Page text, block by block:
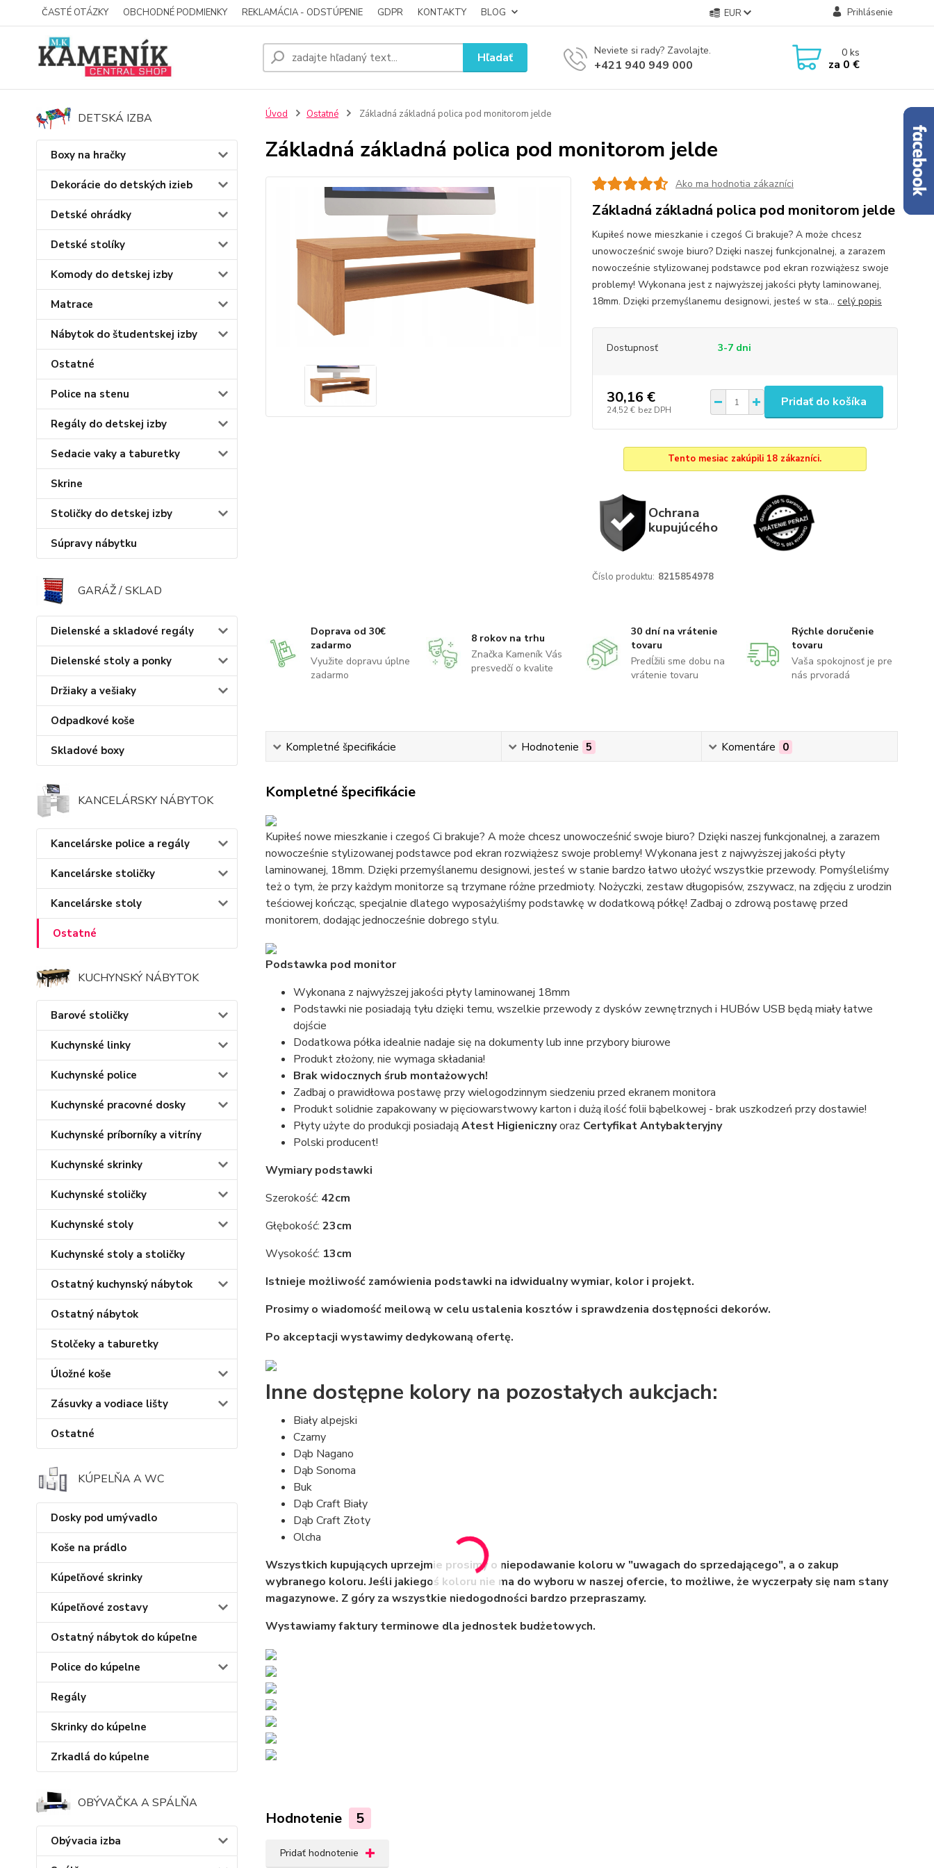
ČASTÉ OTÁZKY OBCHODNÉ PODMIENKY REKLAMÁCIA - ODSTÚPENIE GDPR KONTAKTY BLOG EUR Prihlásenie
Hľadať Neviete si rady? Zavolajte.
+421 940 949 000
0ks
za 0 €
DETSKÁ IZBA
Boxy na hračky
Dekorácie do detských izieb
Detské ohrádky
Detské stolíky
Komody do detskej izby
Matrace
Nábytok do študentskej izby
Ostatné
Police na stenu
Regály do detskej izby
Sedacie vaky a taburetky
Skrine
Stoličky do detskej izby
Súpravy nábytku
GARÁŽ / SKLAD
Dielenské a skladové regály
Dielenské stoly a ponky
Držiaky a vešiaky
Odpadkové koše
Skladové boxy
KANCELÁRSKY NÁBYTOK
Kancelárske police a regály
Kancelárske stoličky
Kancelárske stoly
Ostatné
KUCHYNSKÝ NÁBYTOK
Barové stoličky
Kuchynské linky
Kuchynské police
Kuchynské pracovné dosky
Kuchynské príborníky a vitríny
Kuchynské skrinky
Kuchynské stoličky
Kuchynské stoly
Kuchynské stoly a stoličky
Ostatný kuchynský nábytok
Ostatný nábytok
Stolčeky a taburetky
Úložné koše
Zásuvky a vodiace lišty
Ostatné
KÚPELŇA A WC
Dosky pod umývadlo
Koše na prádlo
Kúpeľňové skrinky
Kúpeľňové zostavy
Ostatný nábytok do kúpeľne
Police do kúpelne
Regály
Skrinky do kúpelne
Zrkadlá do kúpelne
OBÝVAČKA A SPÁLŇA
Obývacia izba
Úvod Ostatné Základná základná polica pod monitorom jelde
Základná základná polica pod monitorom jelde
Ako ma hodnotia zákazníci
Základná základná polica pod monitorom jelde
Kupiłeś nowe mieszkanie i czegoś Ci brakuje? A może chcesz
unowocześnić swoje biuro? Dzięki naszej funkcjonalnej, a zarazem
nowocześnie stylizowanej podstawce pod ekran rozwiążesz swoje
problemy! Wykonana jest z najwyższej jakości płyty laminowanej,
18mm. Dzięki przemyślanemu designowi, jesteś w sta... celý popis
Dostupnosť 3-7 dni
30,16 €
24,52 € bez DPH
Pridať do košíka
Tento mesiac zakúpili 18 zákazníci.
Ochrana
kupujúcého
Číslo produktu: 8215854978
Doprava od 30€
zadarmo
Využite dopravu úplne
zadarmo
8 rokov na trhu
Značka Kameník Vás
presvedčí o kvalite
30 dní na vrátenie
tovaru
Predĺžili sme dobu na
vrátenie tovaru
Rýchle doručenie
tovaru
Vaša spokojnosť je pre
nás prvoradá
Kompletné špecifikácie Hodnotenie 5 Komentáre 0
Kompletné špecifikácie
Kupiłeś nowe mieszkanie i czegoś Ci brakuje? A może chcesz unowocześnić swoje biuro? Dzięki naszej funkcjonalnej, a zarazem
nowocześnie stylizowanej podstawce pod ekran rozwiążesz swoje problemy! Wykonana jest z najwyższej jakości płyty
laminowanej, 18mm. Dzięki przemyślanemu designowi, jesteś w stanie bardzo łatwo ułożyć wszystkie przewody. Pomyśleliśmy
też o tym, że przy każdym monitorze są trzymane różne przedmioty. Nożyczki, zestaw długopisów, zszywacz, na zdjęciu z urodzin
teściowej kończąc, specjalnie dlatego wyposażyliśmy podstawkę w dodatkową półkę! Zadbaj o zdrową postawę przed
monitorem, dodając jednocześnie dobrego stylu.
Podstawka pod monitor
Wykonana z najwyższej jakości płyty laminowanej 18mm
Podstawki nie posiadają tyłu dzięki temu, wszelkie przewody z dysków zewnętrznych i HUBów USB będą miały łatwe
dojście
Dodatkowa półka idealnie nadaje się na dokumenty lub inne przybory biurowe
Produkt złożony, nie wymaga składania!
Brak widocznych śrub montażowych!
Zadbaj o prawidłowa postawę przy wielogodzinnym siedzeniu przed ekranem monitora
Produkt solidnie zapakowany w pięciowarstwowy karton i dużą ilość folii bąbelkowej - brak uszkodzeń przy dostawie!
Płyty użyte do produkcji posiadająAtest Higienicznyoraz Certyfikat Antybakteryjny
Polski producent!
Wymiary podstawki
Szerokość: 42cm
Głębokość: 23cm
Wysokość: 13cm
Istnieje możliwość zamówienia podstawki na idwidualny wymiar, kolor i projekt.
Prosimy o wiadomość meilową w celu ustalenia kosztów i sprawdzenia dostępności dekorów.
Po akceptacji wystawimy dedykowaną ofertę.
Inne dostępne kolory na pozostałych aukcjach:
Biały alpejski
Czarny
Dąb Nagano
Dąb Sonoma
Buk
Dąb Craft Biały
Dąb Craft Złoty
Olcha
Wszystkich kupujących uprzejmie prosimy o niepodawanie koloru w "uwagach do sprzedającego", a o zakup
wybranego koloru. Jeśli jakiegoś koloru nie ma do wyboru w naszej ofercie, to możliwe, że wyczerpały się nam stany
magazynowe. Z góry za wszystkie niedogodności bardzo przepraszamy.
Wystawiamy faktury terminowe dla jednostek budżetowych.
Hodnotenie 5
Pridať hodnotenie